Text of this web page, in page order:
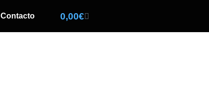
Contacto 0,00€